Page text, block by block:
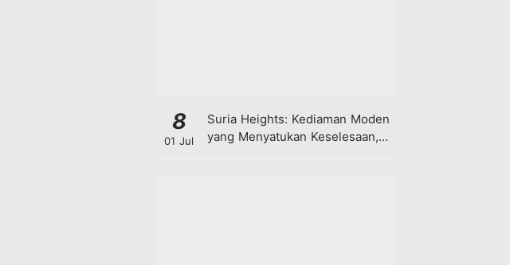
8
01 Jul
Suria Heights: Kediaman Moden
yang Menyatukan Keselesaan,